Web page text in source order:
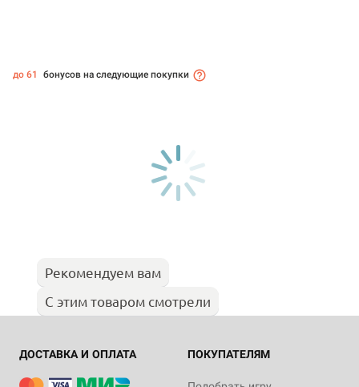
до 61 бонусов на следующие покупки
Рекомендуем вам
С этим товаром смотрели
ДОСТАВКА И ОПЛАТА ПОКУПАТЕЛЯМ